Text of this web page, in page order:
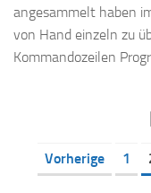
angesammelt haben
von Hand einzeln zu
Kommandozeilen
Vorherige 1